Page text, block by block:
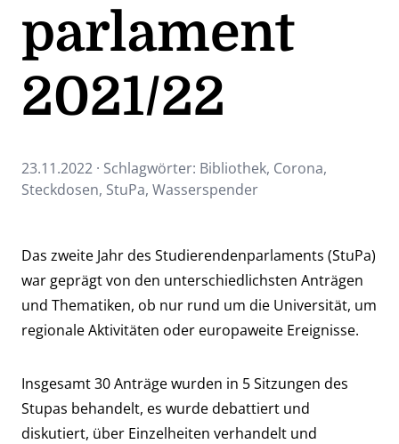
parlament
2021/22
23.11.2022 · Schlagwörter: Bibliothek, Corona,
Steckdosen, StuPa, Wasserspender
Das zweite Jahr des Studierendenparlaments (StuPa)
war geprägt von den unterschiedlichsten Anträgen
und Thematiken, ob nur rund um die Universität, um
regionale Aktivitäten oder europaweite Ereignisse.
Insgesamt 30 Anträge wurden in 5 Sitzungen des
Stupas behandelt, es wurde debattiert und
diskutiert, über Einzelheiten verhandelt und